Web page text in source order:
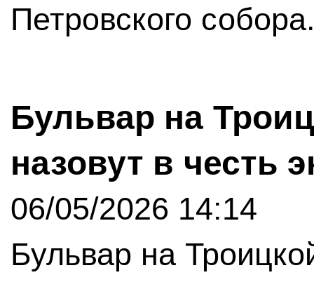
Петровского
Бульвар на
назовут в честь
06/05/2026 14:14
Бульвар на